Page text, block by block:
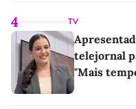
4 TV
telejornal
"Mais